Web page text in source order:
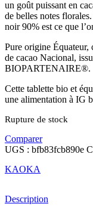
un goût puissant en
de belles notes
noir 90% est ce que
Pure origine Équateur,
de cacao Nacional,
BIOPARTENAIRE®.
Cette tablette bio et
une alimentation à IG
Rupture de stock
Comparer
UGS : bfb83fcb890e
KAOKA
Description